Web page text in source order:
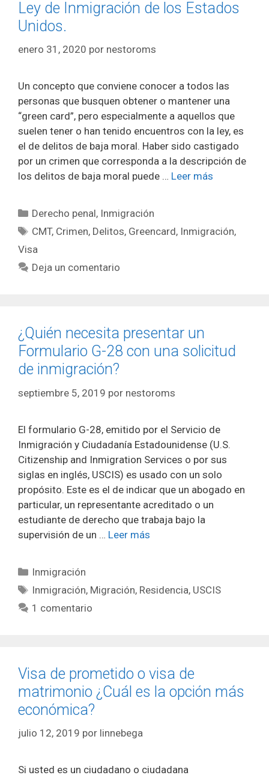
Ley de Inmigración de los Estados
Unidos.
enero 31, 2020 por nestoroms
Un concepto que conviene conocer a todos las
personas que busquen obtener o mantener una
“green card”, pero especialmente a aquellos que
suelen tener o han tenido encuentros con la ley, es
el de delitos de baja moral. Haber sido castigado
por un crimen que corresponda a la descripción de
los delitos de baja moral puede … Leer más
Categorías
Derecho penal, Inmigración
Etiquetas
CMT, Crimen, Delitos, Greencard, Inmigración,
Visa
Deja un comentario
¿Quién necesita presentar un
Formulario G-28 con una solicitud
de inmigración?
septiembre 5, 2019 por nestoroms
El formulario G-28, emitido por el Servicio de
Inmigración y Ciudadanía Estadounidense (U.S.
Citizenship and Inmigration Services o por sus
siglas en inglés, USCIS) es usado con un solo
propósito. Este es el de indicar que un abogado en
particular, un representante acreditado o un
estudiante de derecho que trabaja bajo la
supervisión de un … Leer más
Categorías
Inmigración
Etiquetas
Inmigración, Migración, Residencia, USCIS
1 comentario
Visa de prometido o visa de
matrimonio ¿Cuál es la opción más
económica?
julio 12, 2019 por linnebega
Si usted es un ciudadano o ciudadana